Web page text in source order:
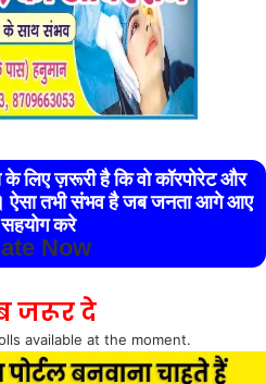
लिए ज़रूरी है कि वो कॉरपोरेट और
ऐसा तभी संभव है जब जनता आगे आए
करे
Now
जरूर दे
available at the moment.